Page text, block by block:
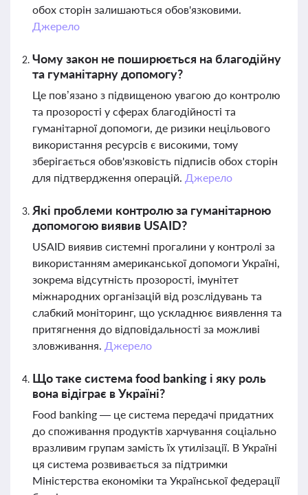
обох сторін залишаються обов'язковими.
Джерело
Чому закон не поширюється на благодійну
та гуманітарну допомогу?
Це пов’язано з підвищеною увагою до контролю
та прозорості у сферах благодійності та
гуманітарної допомоги, де ризики нецільового
використання ресурсів є високими, тому
зберігається обов'язковість підписів обох сторін
для підтвердження операцій. Джерело
Які проблеми контролю за гуманітарною
допомогою виявив USAID?
USAID виявив системні прогалини у контролі за
використанням американської допомоги Україні,
зокрема відсутність прозорості, імунітет
міжнародних організацій від розслідувань та
слабкий моніторинг, що ускладнює виявлення та
притягнення до відповідальності за можливі
зловживання. Джерело
Що таке система food banking і яку роль
вона відіграє в Україні?
Food banking — це система передачі придатних
до споживання продуктів харчування соціально
вразливим групам замість їх утилізації. В Україні
ця система розвивається за підтримки
Міністерства економіки та Української федерації